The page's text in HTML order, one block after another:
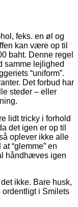
feks. en øl og
kan være op til
baht. Denne regel
samme lejlighed
“uniform”.
Det forbud har
steder – eller
lidt tricky i forhold
det igen er op til
oplever ikke alle
“glemme” en
håndhæves igen
ikke. Bare husk,
i Smilets